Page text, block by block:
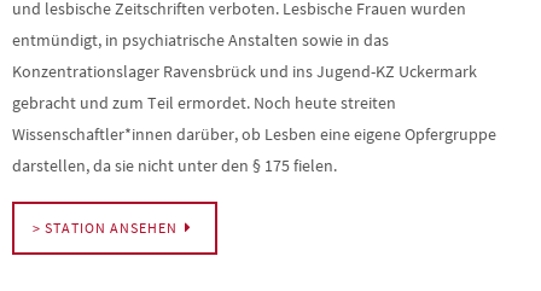
und lesbische Zeitschriften verboten. Lesbische Frauen wurden
entmündigt, in psychiatrische Anstalten sowie in das
Konzentrationslager Ravensbrück und ins Jugend-KZ Uckermark
gebracht und zum Teil ermordet. Noch heute streiten
Wissenschaftler*innen darüber, ob Lesben eine eigene Opfergruppe
darstellen, da sie nicht unter den § 175 fielen.
> STATION ANSEHEN